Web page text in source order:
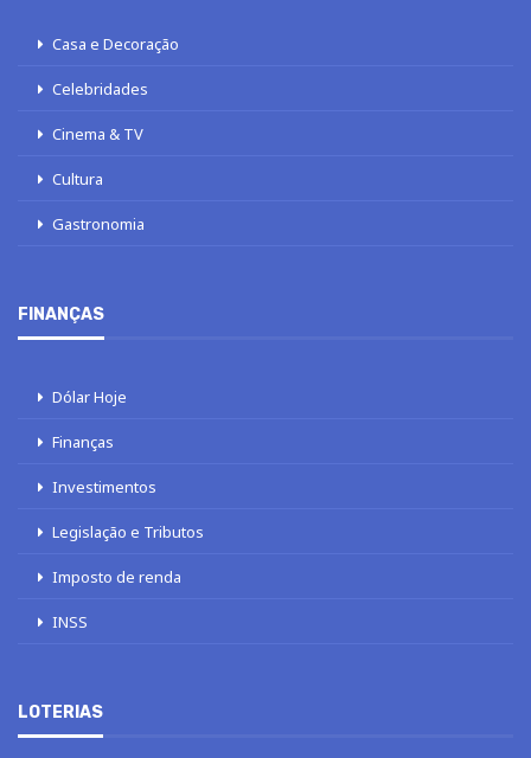
Casa e Decoração
Celebridades
Cinema & TV
Cultura
Gastronomia
FINANÇAS
Dólar Hoje
Finanças
Investimentos
Legislação e Tributos
Imposto de renda
INSS
LOTERIAS